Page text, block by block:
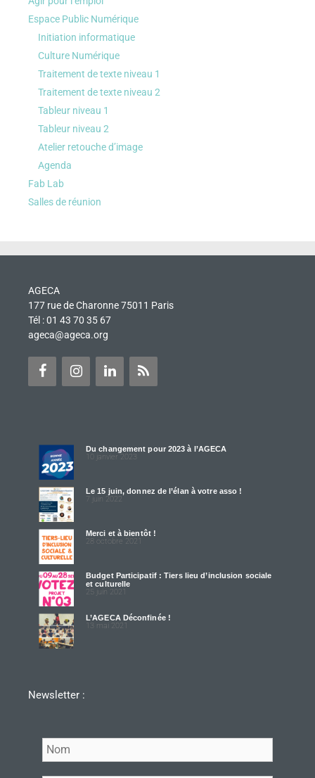
Espace Public Numérique
Initiation informatique
Culture Numérique
Traitement de texte niveau 1
Traitement de texte niveau 2
Tableur niveau 1
Tableur niveau 2
Atelier retouche d’image
Agenda
Fab Lab
Salles de réunion
AGECA
177 rue de Charonne 75011 Paris
Tél : 01 43 70 35 67
ageca@ageca.org
Du changement pour 2023 à l’AGECA
10 janvier 2023
Le 15 juin, donnez de l’élan à votre asso !
7 juin 2022
Merci et à bientôt !
28 octobre 2021
Budget Participatif : Tiers lieu d’inclusion sociale
et culturelle
25 juin 2021
L’AGECA Déconfinée !
13 mai 2021
Newsletter :